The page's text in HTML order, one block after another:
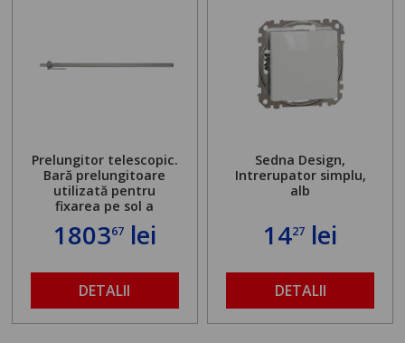
Prelungitor telescopic.
Bară prelungitoare
utilizată pentru
fixarea pe sol a
găurit în locul
maximă admisă de 500
kg și înălțime reglabilă
de la 1,8 la 2,9 m
180367lei
DETALII
Sedna Design,
Intrerupator simplu,
alb
1427 lei
DETALII